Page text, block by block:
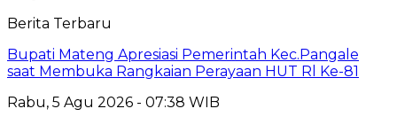
Berita Terbaru
Bupati Mateng Apresiasi Pemerintah Kec.Pangale
saat Membuka Rangkaian Perayaan HUT Rl Ke-81
Rabu, 5 Agu 2026 - 07:38 WIB